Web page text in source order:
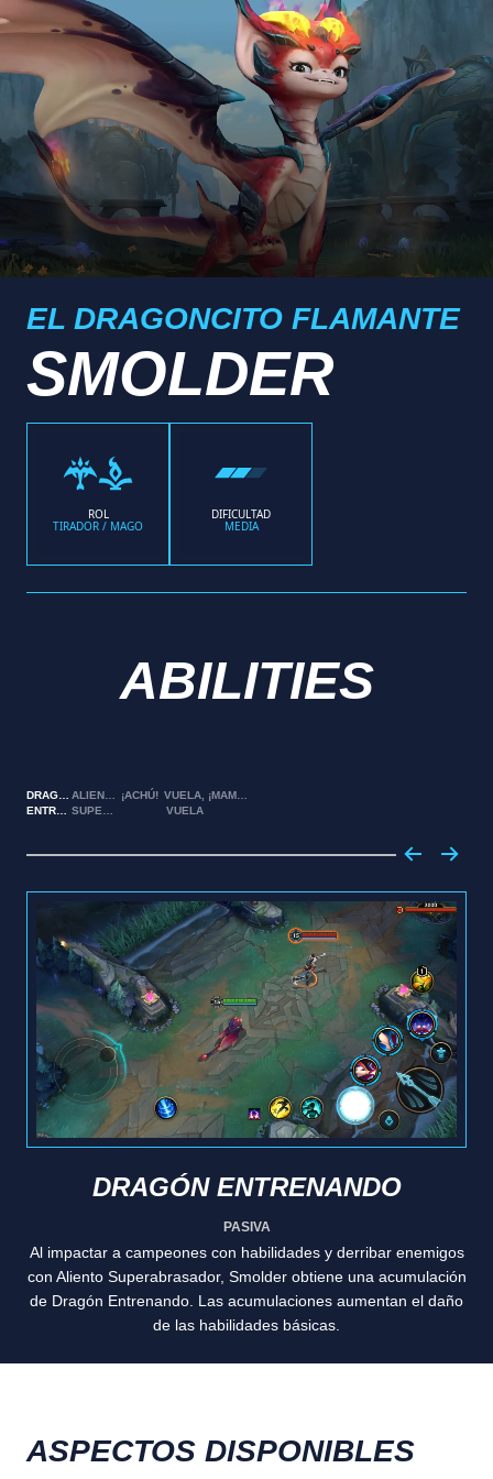
EL DRAGONCITO FLAMANTE
SMOLDER
ROL
TIRADOR / MAGO
DIFICULTAD
MEDIA
ABILITIES
DRAGÓNALIENTO
¡ACHÚ! VUELA,
VUELA
¡MAMÁAAA!
DRAGÓN ENTRENANDO
PASIVA
Al impactar a campeones con habilidades y derribar enemigos
con Aliento Superabrasador, Smolder obtiene una acumulación
de Dragón Entrenando. Las acumulaciones aumentan el daño
de las habilidades básicas.
ASPECTOS DISPONIBLES